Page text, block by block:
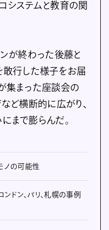
システムと教育の関
ンが終わった後藤と
敢行した様子をお届
集まった座談会の
ど横断的に広がり、
まで膨らんだ。
ノの可能性
ドン、パリ、札幌の事例